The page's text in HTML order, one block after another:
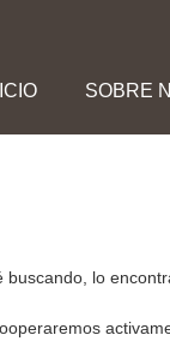
SOBRE
lo